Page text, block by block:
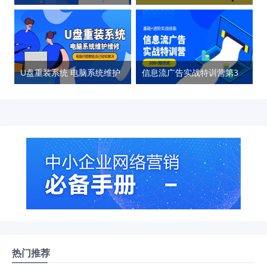
U盘重装系统 电脑系统维护 信息流广告实战特训营第37期
热门推荐